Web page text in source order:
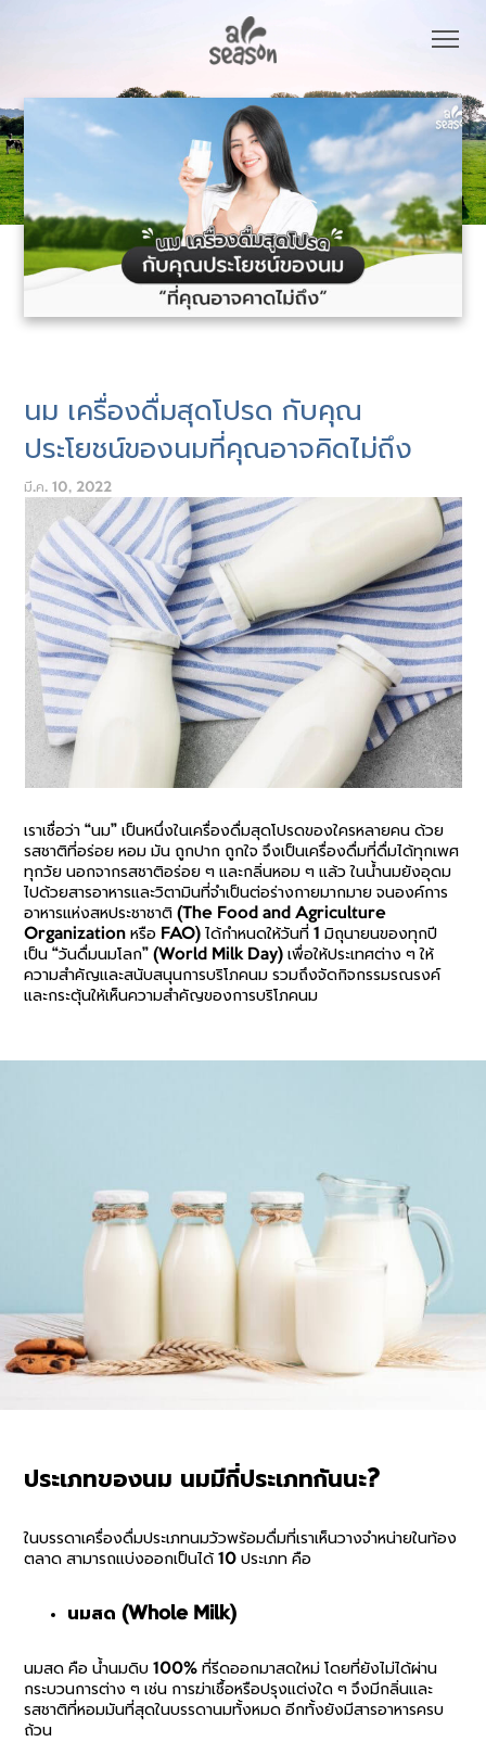
นม เครื่องดื่มสุดโปรด กับคุณ
ประโยชน์ของนมที่คุณอาจคิดไม่ถึง
มี.ค. 10, 2022
เราเชื่อว่า “นม” เป็นหนึ่งในเครื่องดื่มสุดโปรดของใครหลายคน ด้วย
รสชาติที่อร่อย หอม มัน ถูกปาก ถูกใจ จึงเป็นเครื่องดื่มที่ดื่มได้ทุกเพศ
ทุกวัย นอกจากรสชาติอร่อย ๆ และกลิ่นหอม ๆ แล้ว ในน้ำนมยังอุดม
ไปด้วยสารอาหารและวิตามินที่จำเป็นต่อร่างกายมากมาย จนองค์การ
อาหารแห่งสหประชาชาติ (The Food and Agriculture
Organization หรือ FAO) ได้กำหนดให้วันที่ 1 มิถุนายนของทุกปี
เป็น “วันดื่มนมโลก” (World Milk Day) เพื่อให้ประเทศต่าง ๆ ให้
ความสำคัญและสนับสนุนการบริโภคนม รวมถึงจัดกิจกรรมรณรงค์
และกระตุ้นให้เห็นความสำคัญของการบริโภคนม
ประเภทของนม นมมีกี่ประเภทกันนะ?
ในบรรดาเครื่องดื่มประเภทนมวัวพร้อมดื่มที่เราเห็นวางจำหน่ายในท้อง
ตลาด สามารถแบ่งออกเป็นได้ 10 ประเภท คือ
นมสด (Whole Milk)
นมสด คือ น้ำนมดิบ 100% ที่รีดออกมาสดใหม่ โดยที่ยังไม่ได้ผ่าน
กระบวนการต่าง ๆ เช่น การฆ่าเชื้อหรือปรุงแต่งใด ๆ จึงมีกลิ่นและ
รสชาติที่หอมมันที่สุดในบรรดานมทั้งหมด อีกทั้งยังมีสารอาหารครบ
ถ้วน